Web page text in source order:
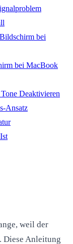
bei
bei MacBook
Deaktivieren
Ansatz
weil der
Anleitung